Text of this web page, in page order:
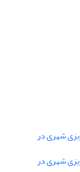
شهری در
شهری در